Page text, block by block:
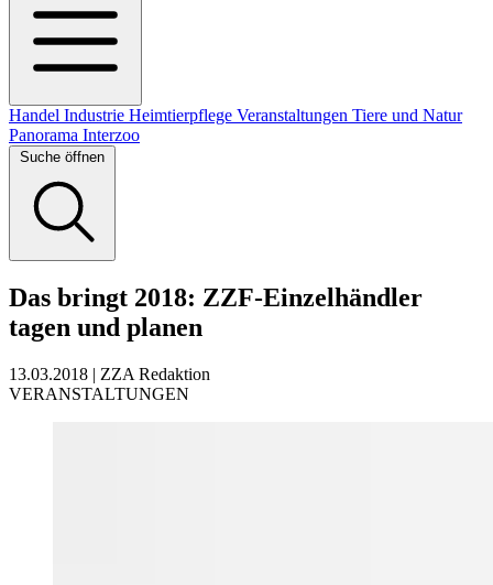
Handel Industrie Heimtierpflege Veranstaltungen Tiere und Natur
Panorama Interzoo
Suche öffnen
Das bringt 2018: ZZF-Einzelhändler
tagen und planen
13.03.2018 | ZZA Redaktion
VERANSTALTUNGEN